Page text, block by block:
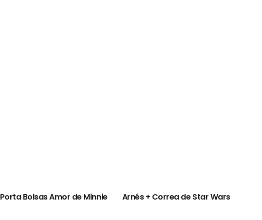
Porta Bolsas Amor de Minnie Arnés + Correa de Star Wars